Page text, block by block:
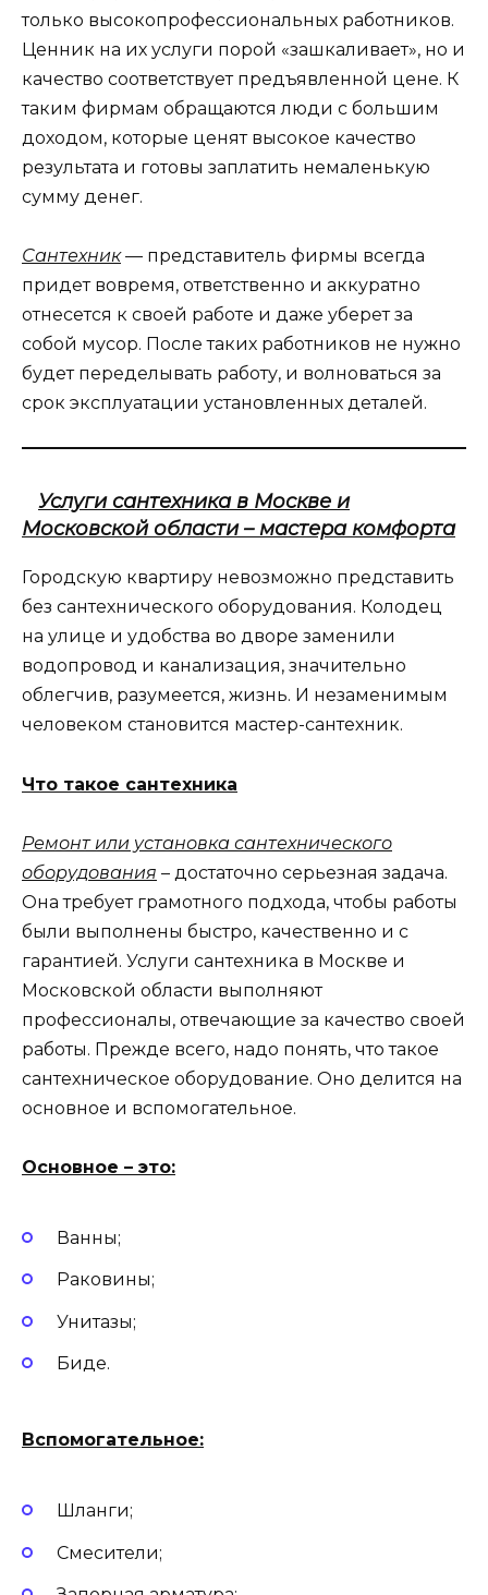
только высокопрофессиональных работников.
Ценник на их услуги порой «зашкаливает», но и
качество соответствует предъявленной цене. К
таким фирмам обращаются люди с большим
доходом, которые ценят высокое качество
результата и готовы заплатить немаленькую
сумму денег.
Сантехник— представитель фирмы всегда
придет вовремя, ответственно и аккуратно
отнесется к своей работе и даже уберет за
собой мусор. После таких работников не нужно
будет переделывать работу, и волноваться за
срок эксплуатации установленных деталей.
Услуги сантехника в Москве и
Московской области – мастера комфорта
Городскую квартиру невозможно представить
без сантехнического оборудования. Колодец
на улице и удобства во дворе заменили
водопровод и канализация, значительно
облегчив, разумеется, жизнь. И незаменимым
человеком становится мастер-сантехник.
Что такое сантехника
Ремонт или установка сантехнического
оборудования – достаточно серьезная задача.
Она требует грамотного подхода, чтобы работы
были выполнены быстро, качественно и с
гарантией. Услуги сантехника в Москве и
Московской области выполняют
профессионалы, отвечающие за качество своей
работы. Прежде всего, надо понять, что такое
сантехническое оборудование. Оно делится на
основное и вспомогательное.
Основное – это:
Ванны;
Раковины;
Унитазы;
Биде.
Вспомогательное:
Шланги;
Смесители;